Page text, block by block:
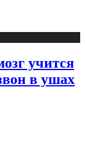
учится
в ушах